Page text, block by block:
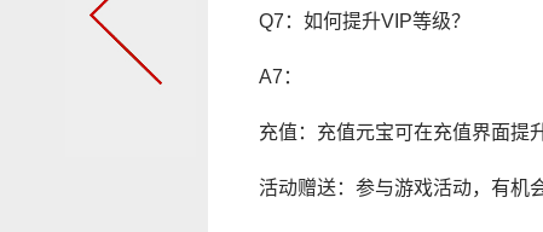
Q7：如何提升VIP等级？
A7：
充值：充值元宝可在充值界面提
活动赠送：参与游戏活动，有机